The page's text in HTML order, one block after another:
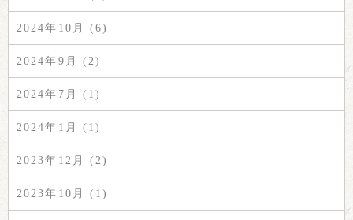
2024年10月 (6)
2024年9月 (2)
2024年7月 (1)
2024年1月 (1)
2023年12月 (2)
2023年10月 (1)